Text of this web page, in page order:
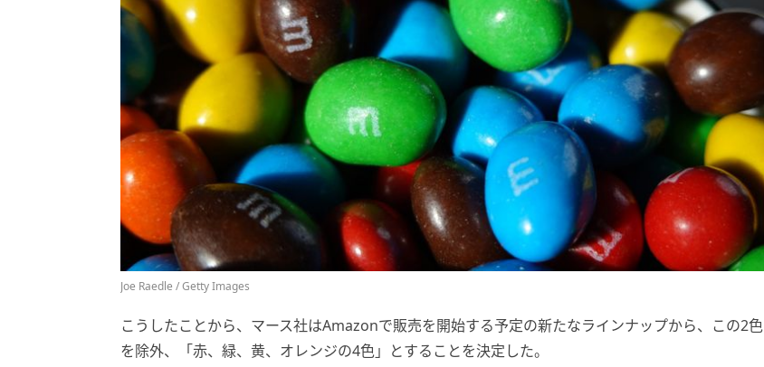
Joe Raedle / Getty Images
こうしたことから、マース社はAmazonで販売を開始する予定の新たなラインナップから、この2色
を除外、「赤、緑、黄、オレンジの4色」とすることを決定した。